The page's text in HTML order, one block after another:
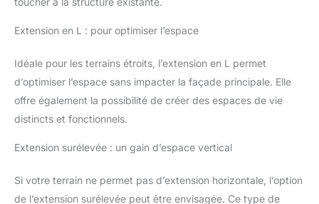
Extension en L : pour optimiser l’espace
Idéale pour les terrains étroits, l’extension en L permet
d’optimiser l’espace sans impacter la façade principale. Elle
offre également la possibilité de créer des espaces de vie
distincts et fonctionnels.
Extension surélevée : un gain d’espace vertical
Si votre terrain ne permet pas d’extension horizontale, l’option
de l’extension surélevée peut être envisagée. Ce type de